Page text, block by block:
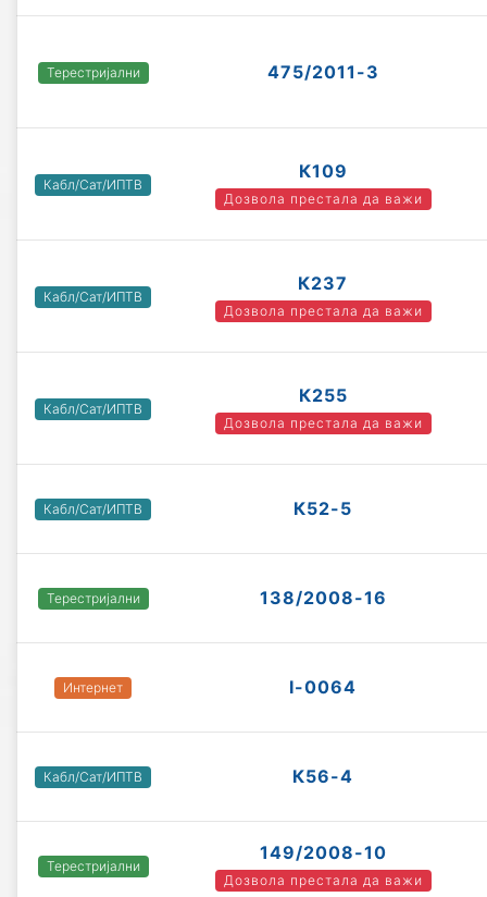
Терестријални 475/2011-3
Кабл/Сат/ИПТВ
К109
Дозвола престала да важи
Кабл/Сат/ИПТВ
К237
Дозвола престала да важи
Кабл/Сат/ИПТВ
К255
Дозвола престала да важи
Кабл/Сат/ИПТВ К52-5
Терестријални 138/2008-16
Интернет I-0064
Кабл/Сат/ИПТВ К56-4
Терестријални
149/2008-10
Дозвола престала да важи